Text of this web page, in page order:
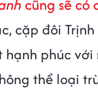
cũng sẽ có
cặp đôi
hạnh phúc
thể loại